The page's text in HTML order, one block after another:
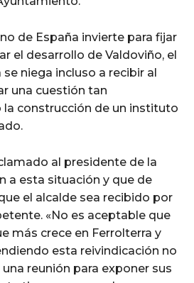
de España invierte para fijar
el desarrollo de Valdoviño, el
niega incluso a recibir al
una cuestión tan
construcción de un instituto
al presidente de la
a esta situación y que de
el alcalde sea recibido por
«No es aceptable que
más crece en Ferrolterra y
esta reivindicación no
reunión para exponer sus